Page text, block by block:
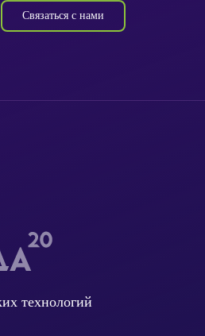
Связаться с нами
технологий